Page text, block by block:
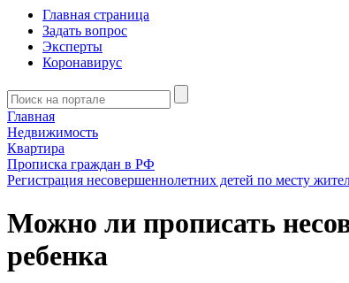
Главная страница
Задать вопрос
Эксперты
Коронавирус
Главная
Недвижимость
Квартира
Прописка граждан в РФ
Регистрация несовершеннолетних детей по месту
Можно ли прописать
ребенка